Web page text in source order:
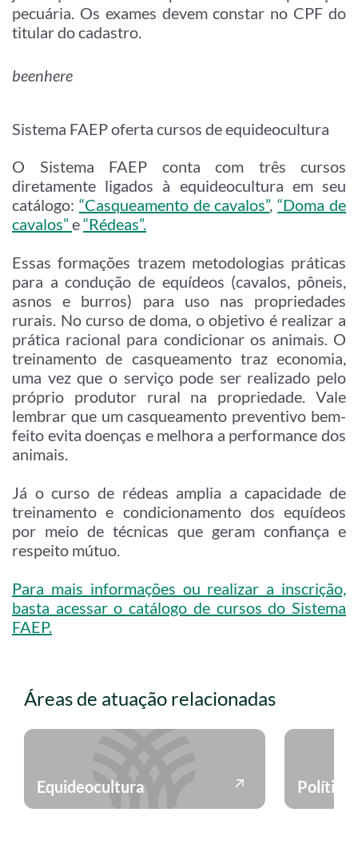
pecuária. Os exames devem constar no CPF do
titular do cadastro.
beenhere
Sistema FAEP oferta cursos de equideocultura
O Sistema FAEP conta com três cursos
diretamente ligados à equideocultura em seu
catálogo: “Casqueamento de cavalos”,“Doma de
cavalos”e“Rédeas”.
Essas formações trazem metodologias práticas
para a condução de equídeos (cavalos, pôneis,
asnos e burros) para uso nas propriedades
rurais. No curso de doma, o objetivo é realizar a
prática racional para condicionar os animais. O
treinamento de casqueamento traz economia,
uma vez que o serviço pode ser realizado pelo
próprio produtor rural na propriedade. Vale
lembrar que um casqueamento preventivo bem-
feito evita doenças e melhora a performance dos
animais.
Já o curso de rédeas amplia a capacidade de
treinamento e condicionamento dos equídeos
por meio de técnicas que geram confiança e
respeito mútuo.
Para mais informações ou realizar a inscrição,
basta acessar o catálogo de cursos do Sistema
FAEP.
Áreas de atuação relacionadas
Equideocultura Política